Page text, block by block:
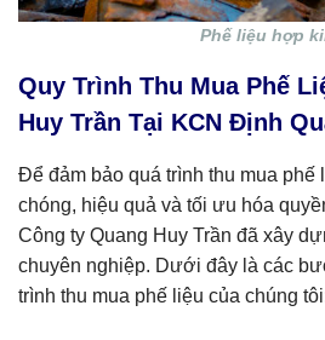
Phế liệu hợp
Quy Trình Thu Mua Phế
Huy Trần Tại KCN Định
Để đảm bảo quá trình thu mua phế
chóng, hiệu quả và tối ưu hóa
Công ty Quang Huy Trần đã xây
chuyên nghiệp. Dưới đây là các
trình thu mua phế liệu của chúng